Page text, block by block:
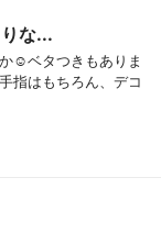
な...
☺️ベタつきもありま
指はもちろん、デコ